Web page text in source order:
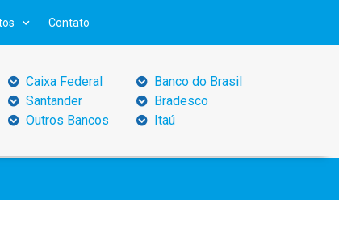
Contato
Caixa Federal
Santander
Outros Bancos
Banco do Brasil
Bradesco
Itaú